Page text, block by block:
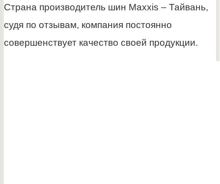
Страна производитель шин Maxxis – Тайвань,
судя по отзывам, компания постоянно
совершенствует качество своей продукции.